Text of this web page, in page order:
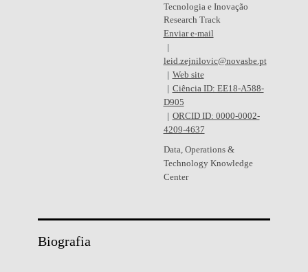
Tecnologia e Inovação
Research Track
Enviar e-mail
leid.zejnilovic@novasbe.pt
Web site
Ciência ID: EE18-A588-
D905
ORCID ID: 0000-0002-
4209-4637
Data, Operations &
Technology Knowledge
Center
Biografia